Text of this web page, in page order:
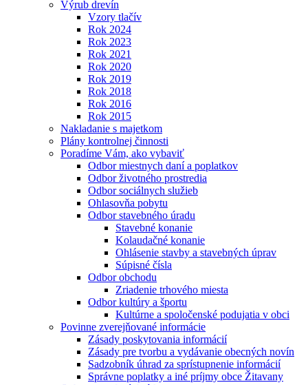
Výrub drevín
Vzory tlačív
Rok 2024
Rok 2023
Rok 2021
Rok 2020
Rok 2019
Rok 2018
Rok 2016
Rok 2015
Nakladanie s majetkom
Plány kontrolnej činnosti
Poradíme Vám, ako vybaviť
Odbor miestnych daní a poplatkov
Odbor životného prostredia
Odbor sociálnych služieb
Ohlasovňa pobytu
Odbor stavebného úradu
Stavebné konanie
Kolaudačné konanie
Ohlásenie stavby a stavebných úprav
Súpisné čísla
Odbor obchodu
Zriadenie trhového miesta
Odbor kultúry a športu
Kultúrne a spoločenské podujatia v obci
Povinne zverejňované informácie
Zásady poskytovania informácií
Zásady pre tvorbu a vydávanie obecných novín
Sadzobník úhrad za sprístupnenie informácií
Správne poplatky a iné príjmy obce Žitavany